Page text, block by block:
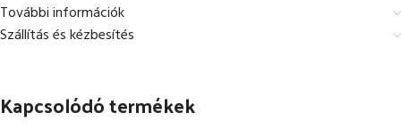
További információk
Szállítás és kézbesítés
Kapcsolódó termékek